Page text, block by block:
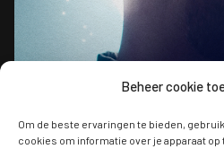
Beheer cookie
Om de beste ervaringen te bieden,
cookies om informatie over je apparaat op